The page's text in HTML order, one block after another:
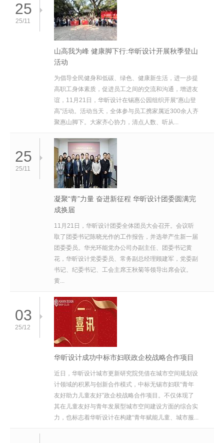
25
25/11
山高我为峰 健康脚下行:华昕设计开展秋季登山
活动
为倡导全民健身和低碳、绿色、健康新生活，进一步提
高职工身体素质，促进员工之间的交流和沟通，增进友
谊，11月21日，华昕设计在锡惠公园组织开展“惠山登
高”活动。活动当天，全体参与员工携家属近300余人齐
聚惠山脚下。大家齐心协力，清点人数、听从...
25
25/11
凝聚“青”力量 奋进新征程 华昕设计团委圆满完
成换届
11月21日，华昕设计团委全体团员大会召开。会议听
取了团委书记陈晓光作的工作报告，并选举产生新一届
团委委员。华光环能党办公司办副主任、团委书记黄
花，华昕设计党委委员、常务副总经理顾建军，党委副
书记、纪委书记、工会主席王秋菊等领导出席会议。
黄...
03
25/12
华昕设计成功中标市妇联政企校战略合作项目
近日，华昕设计城市更新研究院凭借在城市空间规划设
计领域的积累与创新合作模式，中标无锡市妇联“青年
友好助力儿童友好”政企校战略合作项目。不仅体现了
其在儿童友好与青年发展型城市空间建设方面的综合实
力，也标志着华昕设计在构建“青年赋能儿童、城市服...